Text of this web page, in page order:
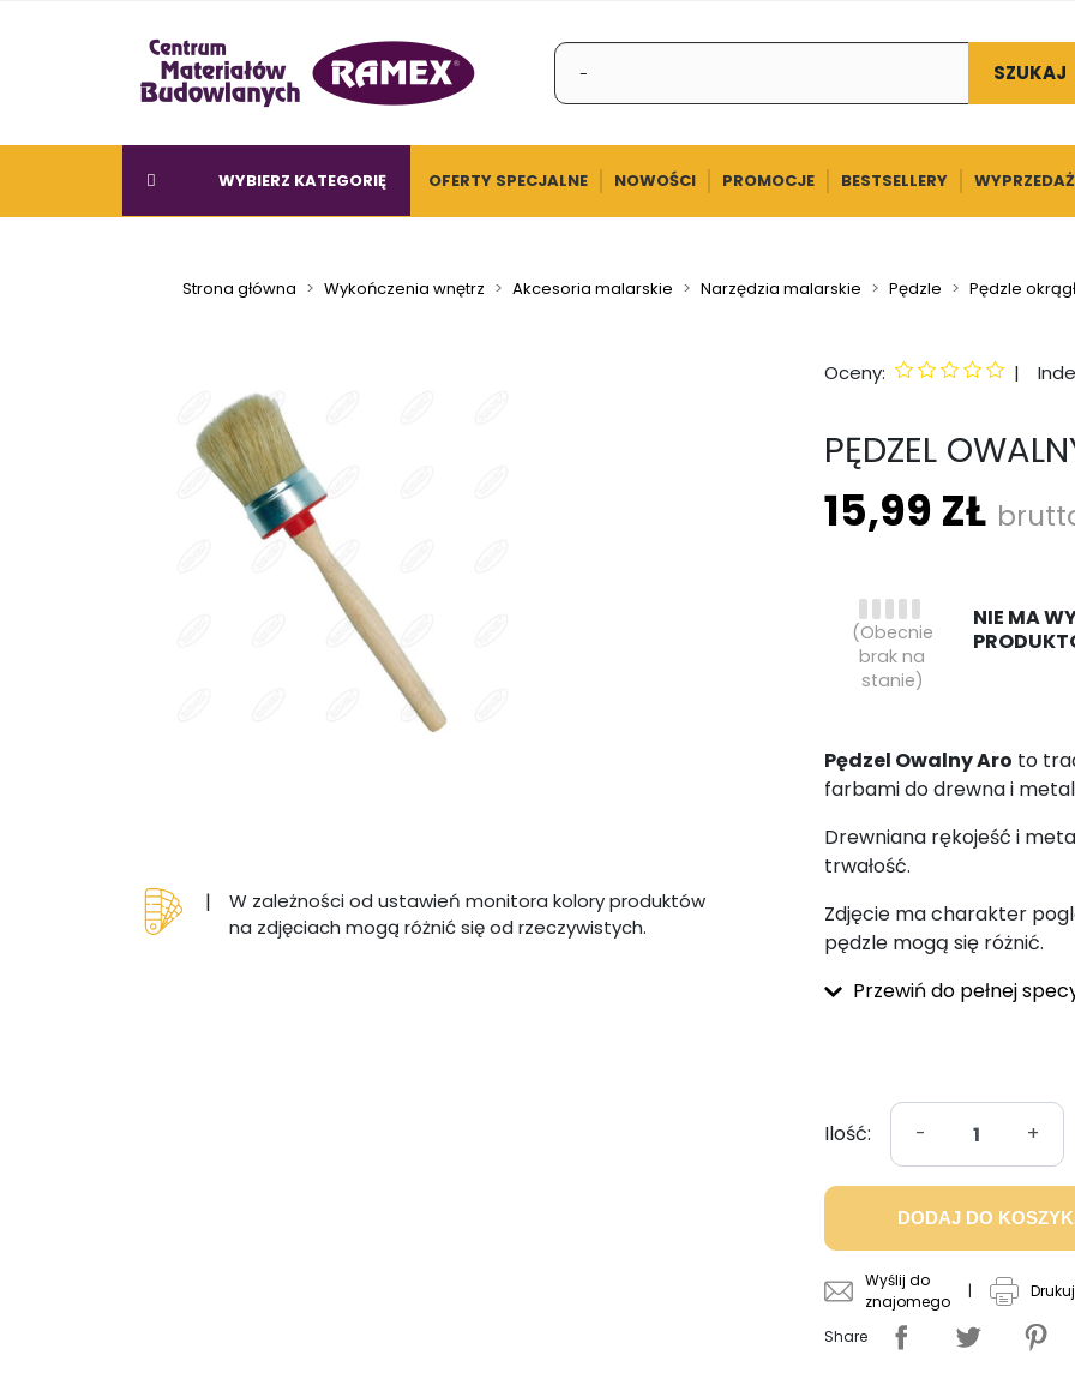
SZUKAJ
WYBIERZ KATEGORIĘ OFERTY SPECJALNE NOWOŚCI PROMOCJE BESTSELLERY WYPRZEDAŻ
Strona główna Wykończenia wnętrz Akcesoria malarskie Narzędzia malarskie Pędzle Pędzle
|
W zależności od ustawień monitora kolory produktów
na zdjęciach mogą różnić się od rzeczywistych.
Oceny: |
PĘDZEL
15,99 ZŁ
NIE MA
(Obecnie
brak na
stanie)
Pędzel Owalny Aro to
farbami do drewna i
Drewniana rękojeść i
trwałość.
Zdjęcie ma charakter
pędzle mogą się różnić.
Przewiń do pełnej
Ilość: - +
DODAJ DO
Wyślij do
znajomego
| Drukuj
Share